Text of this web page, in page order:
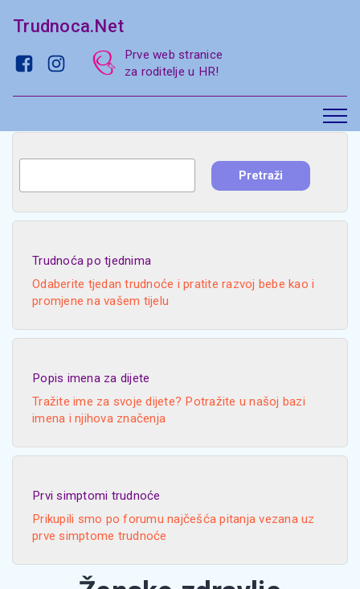
Trudnoca.Net
Prve web stranice
za roditelje u HR!
Trudnoća po tjednima
Odaberite tjedan trudnoće i pratite razvoj bebe kao i
promjene na vašem tijelu
Popis imena za dijete
Tražite ime za svoje dijete? Potražite u našoj bazi
imena i njihova značenja
Prvi simptomi trudnoće
Prikupili smo po forumu najčešća pitanja vezana uz
prve simptome trudnoće